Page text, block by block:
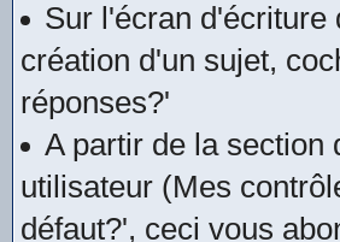
Sur l'écran d'écriture
création d'un sujet,
réponses?'
A partir de la section
utilisateur (Mes
défaut?', ceci vous